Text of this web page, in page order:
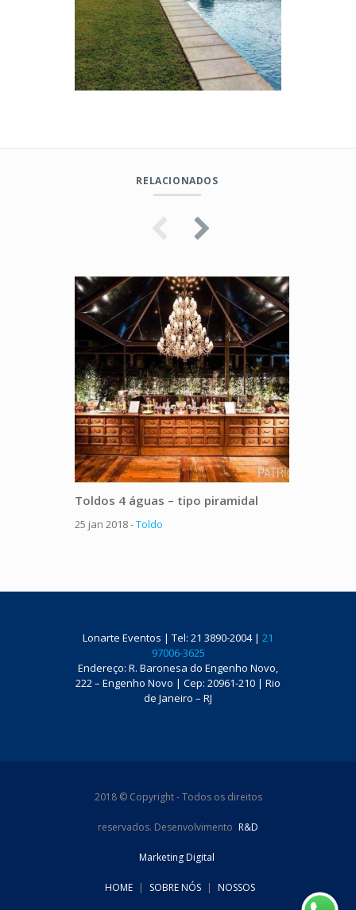
RELACIONADOS
Toldos 4 águas – tipo piramidal
25 jan 2018 -Toldo
Lonarte Eventos | Tel: 21 3890-2004 | 21
97006-3625
Endereço: R. Baronesa do Engenho Novo,
222 – Engenho Novo | Cep: 20961-210 | Rio
de Janeiro – RJ
2018 © Copyright - Todos os direitos
reservados. Desenvolvimento R&D
Marketing Digital
HOME | SOBRE NÓS | NOSSOS